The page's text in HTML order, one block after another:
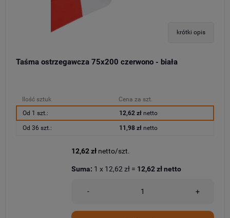
krótki opis
Taśma ostrzegawcza 75x200 czerwono - biała
Ilość sztuk
Cena za szt.
Od 1 szt.:
12,62 złnetto
Od 36 szt.: 11,98 złnetto
12,62 zł netto/szt.
- +
Suma: 1 x 12,62 zł = 12,62 złnetto